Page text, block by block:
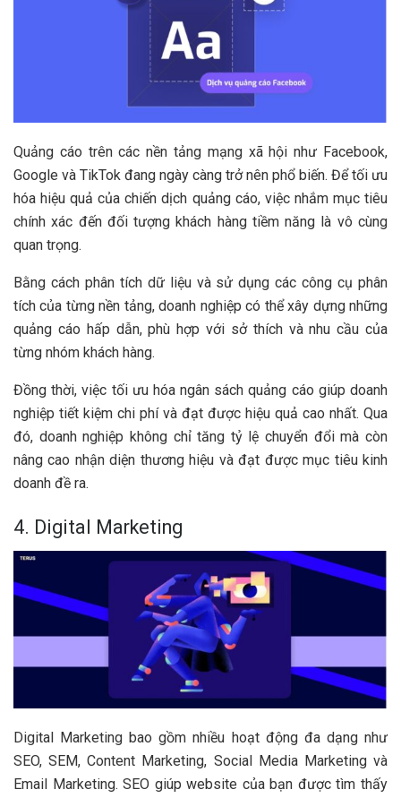
Quảng cáo trên các nền tảng mạng xã hội như Facebook,
Google và TikTok đang ngày càng trở nên phổ biến. Để tối ưu
hóa hiệu quả của chiến dịch quảng cáo, việc nhắm mục tiêu
chính xác đến đối tượng khách hàng tiềm năng là vô cùng
quan trọng.
Bằng cách phân tích dữ liệu và sử dụng các công cụ phân
tích của từng nền tảng, doanh nghiệp có thể xây dựng những
quảng cáo hấp dẫn, phù hợp với sở thích và nhu cầu của
từng nhóm khách hàng.
Đồng thời, việc tối ưu hóa ngân sách quảng cáo giúp doanh
nghiệp tiết kiệm chi phí và đạt được hiệu quả cao nhất. Qua
đó, doanh nghiệp không chỉ tăng tỷ lệ chuyển đổi mà còn
nâng cao nhận diện thương hiệu và đạt được mục tiêu kinh
doanh đề ra.
4. Digital Marketing
Digital Marketing bao gồm nhiều hoạt động đa dạng như
SEO, SEM, Content Marketing, Social Media Marketing và
Email Marketing. SEO giúp website của bạn được tìm thấy